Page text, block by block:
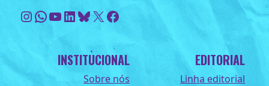
Instagram
WhatsApp
Youtube
LinkedIn
Bluesky
X Facebook
INSTITUCIONAL
Sobre nós
EDITORIAL
Linha editorial